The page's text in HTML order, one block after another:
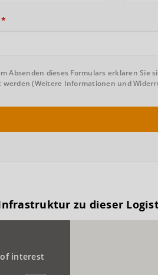
Absenden dieses Formulars erklären
werden (Weitere Informationen und
zu dieser
interest